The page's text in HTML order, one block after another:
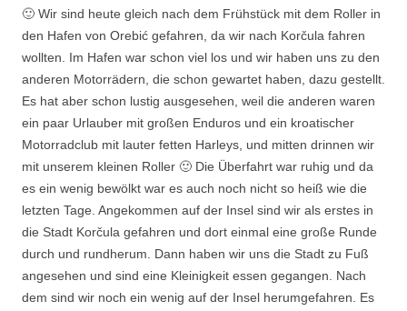
🙂 Wir sind heute gleich nach dem Frühstück mit dem Roller in
den Hafen von Orebić gefahren, da wir nach Korčula fahren
wollten. Im Hafen war schon viel los und wir haben uns zu den
anderen Motorrädern, die schon gewartet haben, dazu gestellt.
Es hat aber schon lustig ausgesehen, weil die anderen waren
ein paar Urlauber mit großen Enduros und ein kroatischer
Motorradclub mit lauter fetten Harleys, und mitten drinnen wir
mit unserem kleinen Roller 🙂 Die Überfahrt war ruhig und da
es ein wenig bewölkt war es auch noch nicht so heiß wie die
letzten Tage. Angekommen auf der Insel sind wir als erstes in
die Stadt Korčula gefahren und dort einmal eine große Runde
durch und rundherum. Dann haben wir uns die Stadt zu Fuß
angesehen und sind eine Kleinigkeit essen gegangen. Nach
dem sind wir noch ein wenig auf der Insel herumgefahren. Es